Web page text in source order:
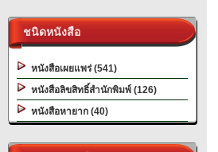
ชนิดหนังสือ
หนังสือเผยแพร่ (541)
หนังสือลิขสิทธิ์สำนักพิมพ์ (126)
หนังสือหายาก (40)